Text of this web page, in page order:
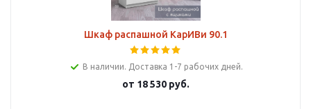
Шкаф распашной КарИВи 90.1
В наличии. Доставка 1-7 рабочих дней.
от 18 530 руб.